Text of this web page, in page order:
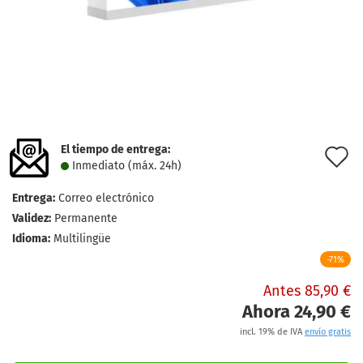
El tiempo de entrega:
Inmediato (máx. 24h)
Entrega: Correo electrónico
Validez: Permanente
Idioma: Multilingüe
-71%
Antes 85,90 €
Ahora 24,90 €
incl. 19% de IVA envío gratis